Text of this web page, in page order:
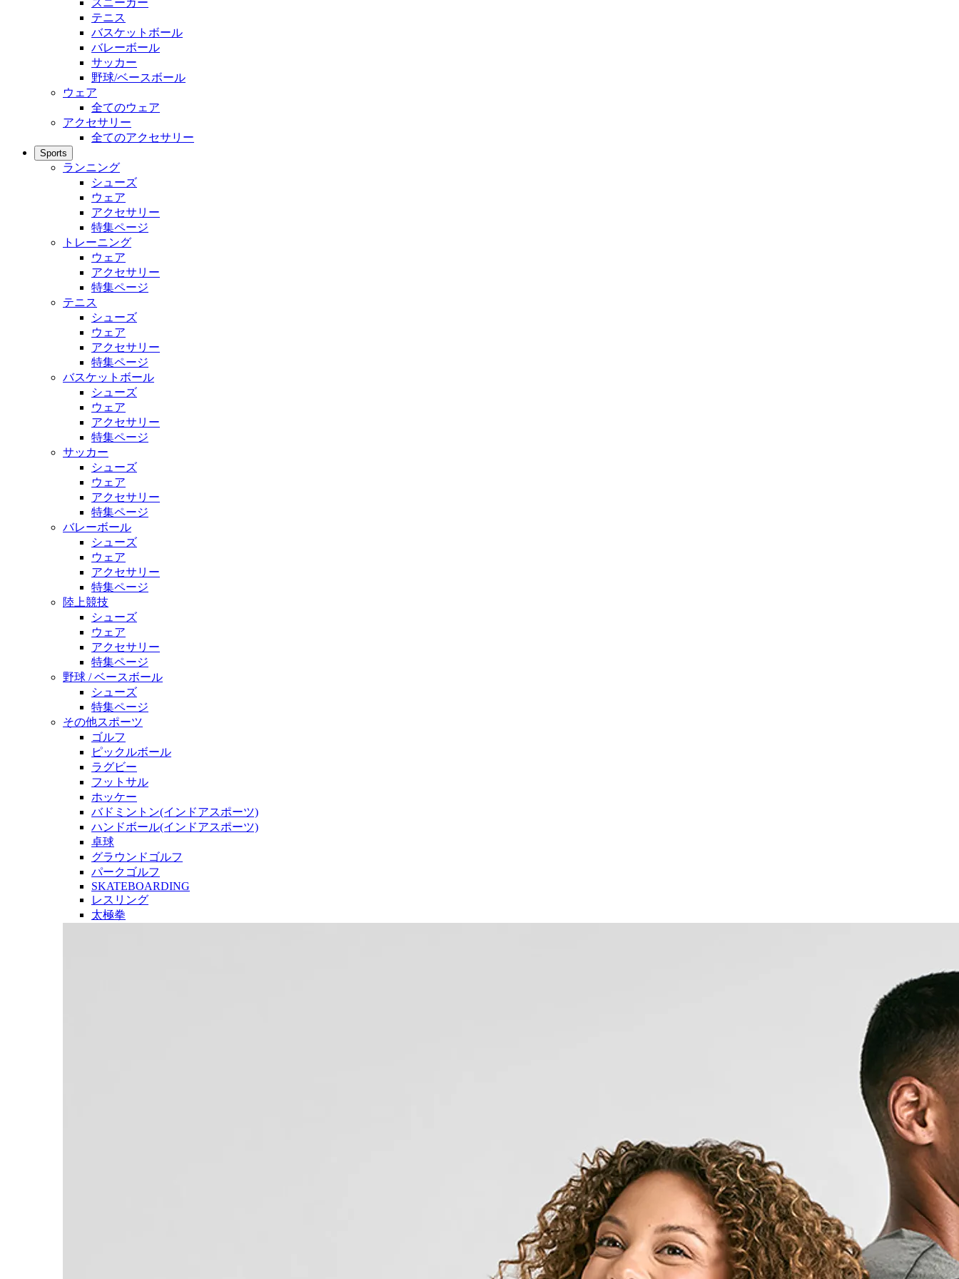
スニーカー
テニス
バスケットボール
バレーボール
サッカー
野球/ベースボール
ウェア
全てのウェア
アクセサリー
全てのアクセサリー
Sports
ランニング
シューズ
ウェア
アクセサリー
特集ページ
トレーニング
ウェア
アクセサリー
特集ページ
テニス
シューズ
ウェア
アクセサリー
特集ページ
バスケットボール
シューズ
ウェア
アクセサリー
特集ページ
サッカー
シューズ
ウェア
アクセサリー
特集ページ
バレーボール
シューズ
ウェア
アクセサリー
特集ページ
陸上競技
シューズ
ウェア
アクセサリー
特集ページ
野球 / ベースボール
シューズ
特集ページ
その他スポーツ
ゴルフ
ピックルボール
ラグビー
フットサル
ホッケー
バドミントン(インドアスポーツ)
ハンドボール(インドアスポーツ)
卓球
グラウンドゴルフ
パークゴルフ
SKATEBOARDING
レスリング
太極拳